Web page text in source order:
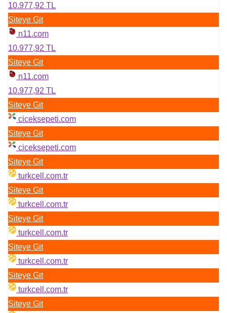
10.977,92 TL
Siteye Git
n11.com
10.977,92 TL
Siteye Git
n11.com
10.977,92 TL
Siteye Git
ciceksepeti.com
Siteye Git
ciceksepeti.com
Siteye Git
turkcell.com.tr
Siteye Git
turkcell.com.tr
Siteye Git
turkcell.com.tr
Siteye Git
turkcell.com.tr
Siteye Git
turkcell.com.tr
Siteye Git